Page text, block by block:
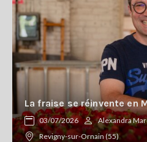
La fraise se réinvente en
03/07/2026
Alexandra
Revigny-sur-Ornain (55)